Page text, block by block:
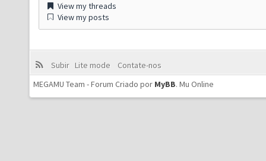
View my threads
View my posts
Subir Lite mode
Contate-nos
MEGAMU Team - Forum Criado por MyBB. Mu Online